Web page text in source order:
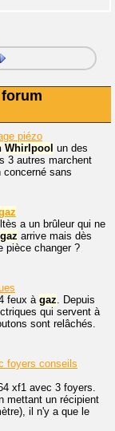
piézo
Whirlpool un des
3 autres marchent
concerné sans
a un brûleur qui ne
gaz arrive mais dès
pièce changer ?
feux àgaz. Depuis
qui servent à
sont relâchés.
foyers conseils
xf1 avec 3 foyers.
mettant un récipient
il n'y a que le